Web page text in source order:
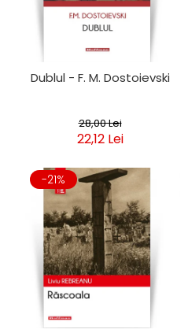
Dublul - F. M. Dostoievski
28,00 Lei
22,12 Lei
-21%